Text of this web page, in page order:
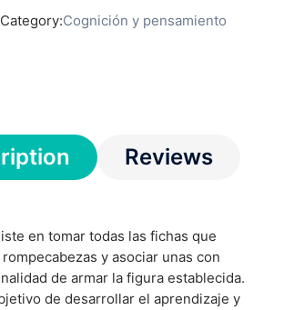
Category:Cognición y pensamiento
Reviews
en tomar todas las fichas que
y asociar unas con
de armar la figura establecida.
de desarrollar el aprendizaje y